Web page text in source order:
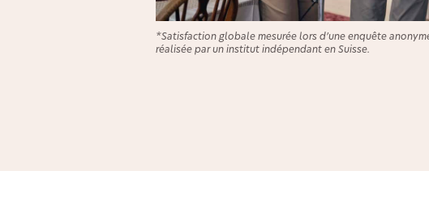
*Satisfaction globale mesurée lors d’une enquête
réalisée par un institut indépendant en Suisse.